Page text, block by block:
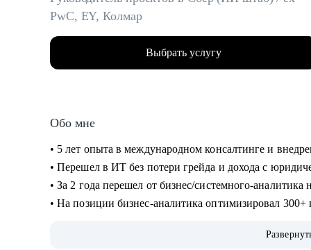
PwC, EY, Колмар
Выбрать услугу
Обо мне
• 5 лет опыта в международном консалтинге и
• Перешел в ИТ без потери грейда и дохода с
• За 2 года перешел от бизнес/системного-аналитика
• На позиции бизнес-аналитика оптимизировал
• Руководил проектом автоматизации бизнеса на